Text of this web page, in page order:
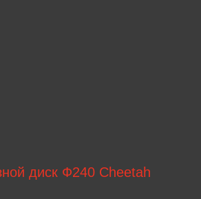
диск Ф240 Cheetah